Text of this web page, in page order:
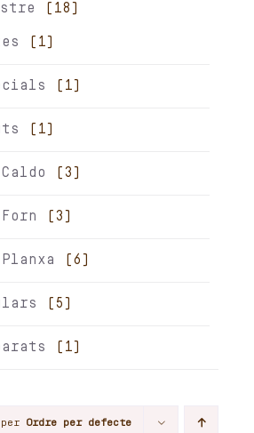
(18)
(1)
(1)
(1)
(3)
(3)
(6)
(5)
(1)
per Ordre per defecte